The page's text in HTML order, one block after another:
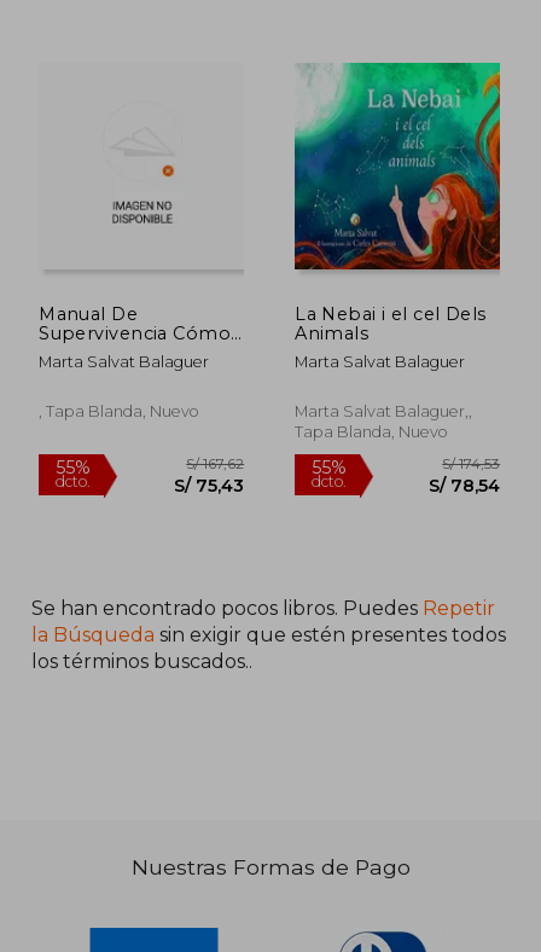
Manual De
Supervivencia Cómo
Convertir Los
Obstáculos De Cada
Vivencia
Marta Salvat Balaguer
, Tapa Blanda, Nuevo
La Nebai i el cel Dels
Animals
Marta Salvat Balaguer
Marta Salvat Balaguer,,
Tapa Blanda, Nuevo
Se han encontrado pocos libros. Puedes Repetir
la Búsqueda sin exigir que estén presentes todos
los términos buscados..
Nuestras Formas de Pago